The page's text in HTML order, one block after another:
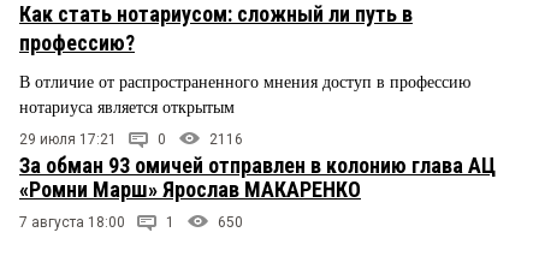
Как стать нотариусом: сложный ли путь в
профессию?
В отличие от распространенного мнения доступ в профессию
нотариуса является открытым
29 июля 17:21 0 2116
За обман 93 омичей отправлен в колонию глава АЦ
«Ромни Марш» Ярослав МАКАРЕНКО
7 августа 18:00 1 650